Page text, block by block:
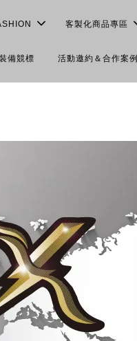
客製化商品專區
備競標 活動邀約＆合作案例